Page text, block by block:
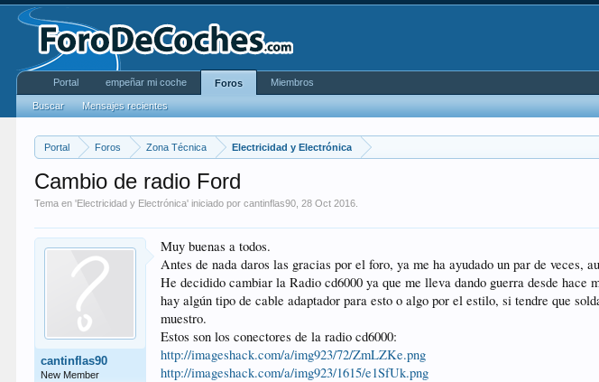
Portal Foros Zona Técnica Electricidad y Electrónica
Cambio de radio Ford
Tema en 'Electricidad y Electrónica' iniciado porcantinflas90 ,28 Oct 2016
cantinflas90
New Member
Muy buenas a todos.
Antes de nada daros las gracias por el foro, ya me ha ayudado un par de veces,
He decidido cambiar la Radio cd6000 ya que me lleva dando guerra desde
hay algún tipo de cable adaptador para esto o algo por el estilo, si tendre que
muestro.
Estos son los conectores de la radio cd6000:
http://imageshack.com/a/img923/72/ZmLZKe.png
http://imageshack.com/a/img923/1615/e1SfUk.png
Portal empeñar mi coche Foros
Buscar Mensajes recientes
Miembros